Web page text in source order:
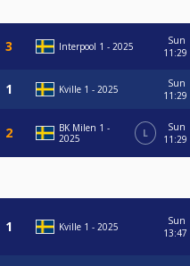
Interpool 1 - 2025
Sun
11:29
Kville 1 - 2025
Sun
11:29
BK Milen 1 -
2025
L
Sun
11:29
Kville 1 - 2025
Sun
13:47